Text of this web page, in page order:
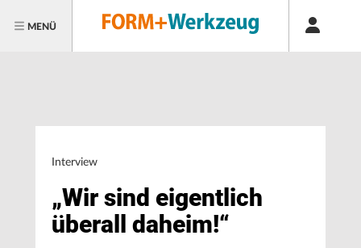
MENÜ
Interview
„Wir sind eigentlich
überall daheim!“